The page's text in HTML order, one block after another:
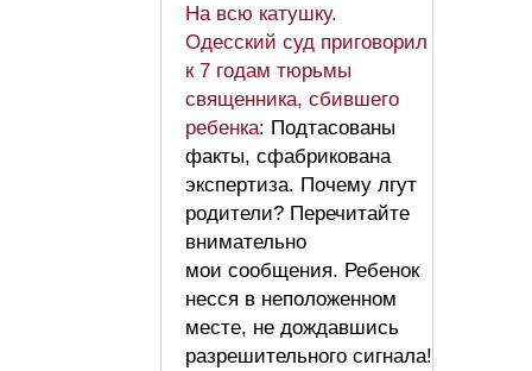
На всю катушку.
Одесский суд приговорил
к 7 годам тюрьмы
священника, сбившего
ребенка: Подтасованы
факты, сфабрикована
экспертиза. Почему лгут
родители? Перечитайте
внимательно
мои сообщения. Ребенок
несся в неположенном
месте, не дождавшись
разрешительного сигнала!